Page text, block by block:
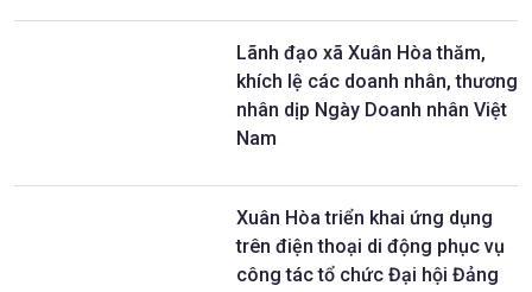
Lãnh đạo xã Xuân Hòa thăm,
khích lệ các doanh nhân, thương
nhân dịp Ngày Doanh nhân Việt
Nam
Xuân Hòa triển khai ứng dụng
trên điện thoại di động phục vụ
công tác tổ chức Đại hội Đảng